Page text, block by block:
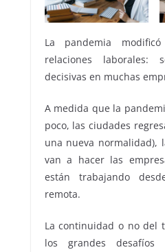
La pandemia
relaciones laborales:
decisivas en muchas
A medida que la
poco, las ciudades
una nueva normalidad),
van a hacer las
están trabajando
remota.
La continuidad o no del
los grandes